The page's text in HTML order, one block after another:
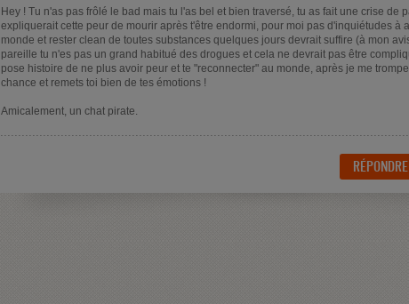
Hey ! Tu n'as pas frôlé le bad mais tu l'as bel et bien traversé, tu as fait une crise de
expliquerait cette peur de mourir après t'être endormi, pour moi pas d'inquiétudes à
monde et rester clean de toutes substances quelques jours devrait suffire (à mon
pareille tu n'es pas un grand habitué des drogues et cela ne devrait pas être
pose histoire de ne plus avoir peur et te "reconnecter" au monde, après je me
chance et remets toi bien de tes émotions !
Amicalement, un chat pirate.